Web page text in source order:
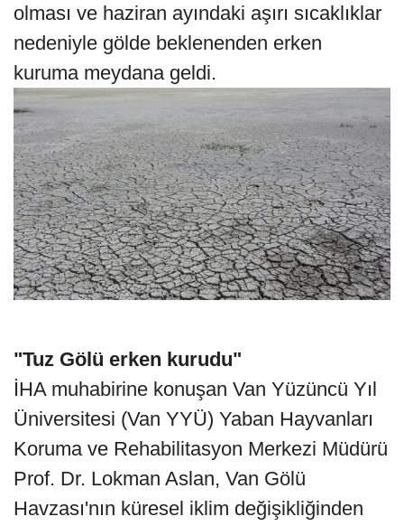
olması ve haziran ayındaki aşırı sıcaklıklar
nedeniyle gölde beklenenden erken
kuruma meydana geldi.
"Tuz Gölü erken kurudu"
İHA muhabirine konuşan Van Yüzüncü Yıl
Üniversitesi (Van YYÜ) Yaban Hayvanları
Koruma ve Rehabilitasyon Merkezi Müdürü
Prof. Dr. Lokman Aslan, Van Gölü
Havzası'nın küresel iklim değişikliğinden